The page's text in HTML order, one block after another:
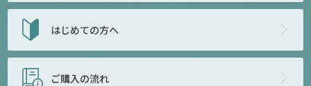
はじめての方へ
ご購入の流れ